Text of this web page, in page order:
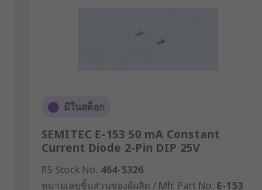
มีในสต็อก
SEMITEC E-153 50 mA Constant
Current Diode 2-Pin DIP 25V
RS Stock No. 464-5326
หมายเลขชิ้นส่วนของผู้ผลิต / Mfr. Part No. E-153